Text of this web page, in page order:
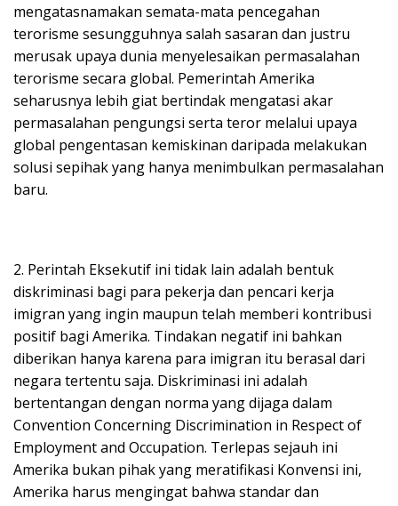
mengatasnamakan semata-mata pencegahan
terorisme sesungguhnya salah sasaran dan justru
merusak upaya dunia menyelesaikan permasalahan
terorisme secara global. Pemerintah Amerika
seharusnya lebih giat bertindak mengatasi akar
permasalahan pengungsi serta teror melalui upaya
global pengentasan kemiskinan daripada melakukan
solusi sepihak yang hanya menimbulkan permasalahan
baru.
2. Perintah Eksekutif ini tidak lain adalah bentuk
diskriminasi bagi para pekerja dan pencari kerja
imigran yang ingin maupun telah memberi kontribusi
positif bagi Amerika. Tindakan negatif ini bahkan
diberikan hanya karena para imigran itu berasal dari
negara tertentu saja. Diskriminasi ini adalah
bertentangan dengan norma yang dijaga dalam
Convention Concerning Discrimination in Respect of
Employment and Occupation. Terlepas sejauh ini
Amerika bukan pihak yang meratifikasi Konvensi ini,
Amerika harus mengingat bahwa standar dan